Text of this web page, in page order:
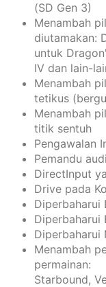
(SD Gen 3)
Menambah
diutamakan:
untuk
IV dan lain-
Menambah
tetikus
Menambah
titik sentuh
Pengawalan
Pemandu
DirectInput
Drive pada
Diperbaharui
Diperbaharui
Diperbaharui
Menambah
permainan:
Starbound,